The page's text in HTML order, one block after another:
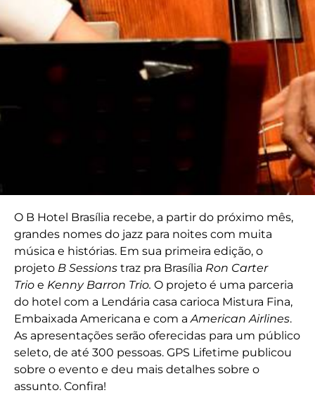
O B Hotel Brasília recebe, a partir do próximo mês,
grandes nomes do jazz para noites com muita
música e histórias. Em sua primeira edição, o
projeto B Sessions traz pra Brasília Ron Carter
Trio e Kenny Barron Trio. O projeto é uma parceria
do hotel com a Lendária casa carioca Mistura Fina,
Embaixada Americana e com a American Airlines.
As apresentações serão oferecidas para um público
seleto, de até 300 pessoas. GPS Lifetime publicou
sobre o evento e deu mais detalhes sobre o
assunto. Confira!